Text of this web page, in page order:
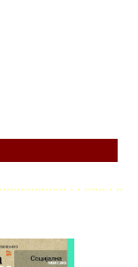
. . ...... .